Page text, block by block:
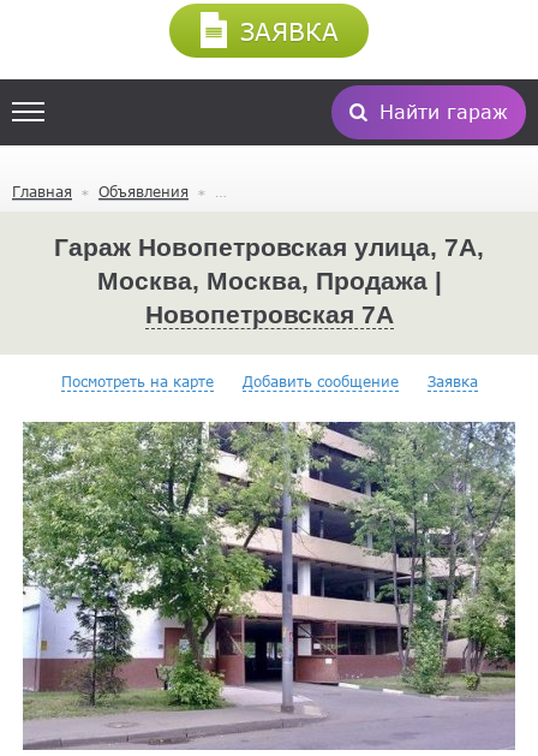
Найти гараж
ЗАЯВКА
Главная Объявления
Гараж Новопетровская улица, 7А,
Москва, Москва, Продажа |
Новопетровская 7А
Посмотреть на карте Добавить сообщение Заявка